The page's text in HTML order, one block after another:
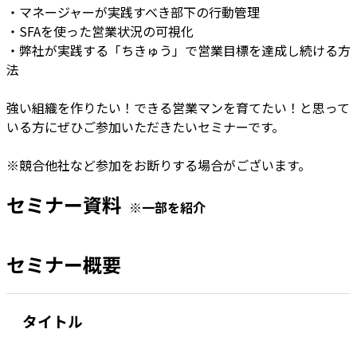
・マネージャーが実践すべき部下の行動管理
・SFAを使った営業状況の可視化
・弊社が実践する「ちきゅう」で営業目標を達成し続ける方
法
強い組織を作りたい！できる営業マンを育てたい！と思って
いる方にぜひご参加いただきたいセミナーです。
※競合他社など参加をお断りする場合がございます。
セミナー資料 ※一部を紹介
セミナー概要
タイトル